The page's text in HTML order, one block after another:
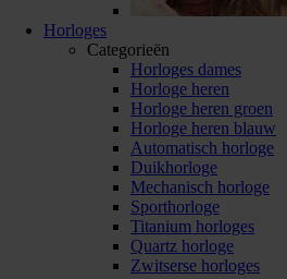
Horloges
Categorieën
Horloges dames
Horloge heren
Horloge heren groen
Horloge heren blauw
Automatisch horloge
Duikhorloge
Mechanisch horloge
Sporthorloge
Titanium horloges
Quartz horloge
Zwitserse horloges